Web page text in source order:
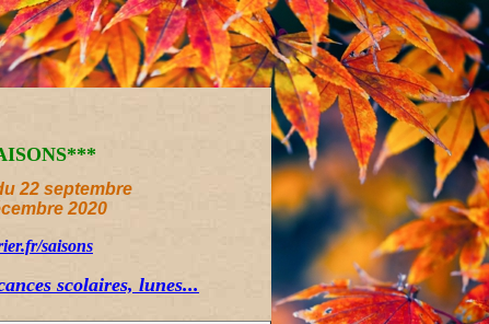
22 septembre
2020
saisons
scolaires, lunes...